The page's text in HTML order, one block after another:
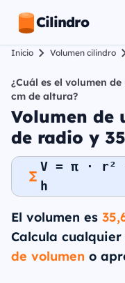
Cilindro
Inicio Volumen cilindro
¿Cuál es el volumen
cm de altura?
Volumen de
de radio y
V = π · r²
h
El volumen es
Calcula
de volumen o